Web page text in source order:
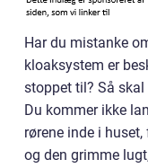
Har du mistanke
kloaksystem er
stoppet til? Så
Du kommer ikke
rørene inde i
og den grimme